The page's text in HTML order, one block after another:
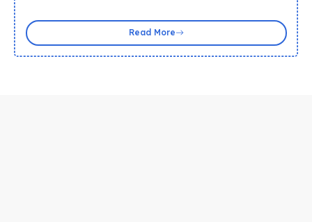
Read More